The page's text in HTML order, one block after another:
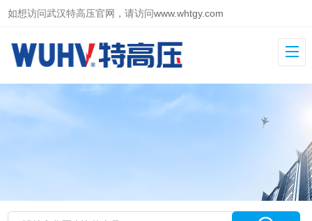
如想访问武汉特高压官网，请访问www.whtgy.com